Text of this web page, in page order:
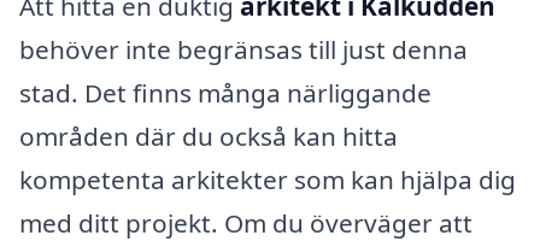
behöver inte begränsas till just denna
stad. Det finns många närliggande
områden där du också kan hitta
kompetenta arkitekter som kan hjälpa dig
med ditt projekt. Om du överväger att